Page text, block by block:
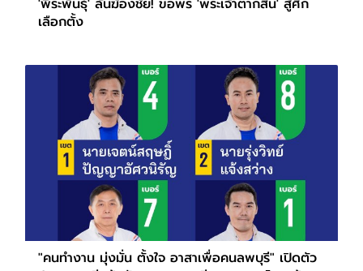
เลือกตั้ง
"คนทำงาน มุ่งมั่น ตั้งใจ อาสาเพื่อคนลพบุรี" เปิดตัว